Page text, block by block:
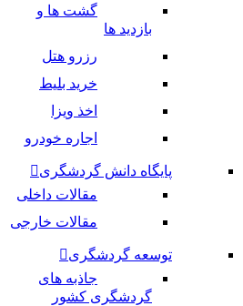
گشت ها و
بازدید ها
رزرو هتل
خرید بلیط
اخذ ویزا
اجاره خودرو
پایگاه دانش گردشگری
مقالات داخلی
مقالات خارجی
توسعه گردشگری
جاذبه های
گردشگری کشور